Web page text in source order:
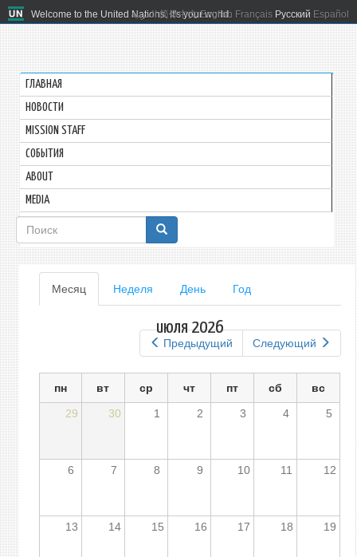
Welcome to the United Nations. It's your world.
العربية 简体中文 English Français Русский Español
ГЛАВНАЯ
HОВОСТИ
MISSION STAFF
СОБЫТИЯ
ABOUT
MEDIA
Форма
поиска
Главные
вкладки
Месяц (активная
вкладка)
Неделя День Год
Предыдущий Следующий
июля 2026
пн вт ср чт пт сб
вс
29
30 1 2 3 4 5
6 7 8 9 10 11 12
13 14 15 16 17 18 19